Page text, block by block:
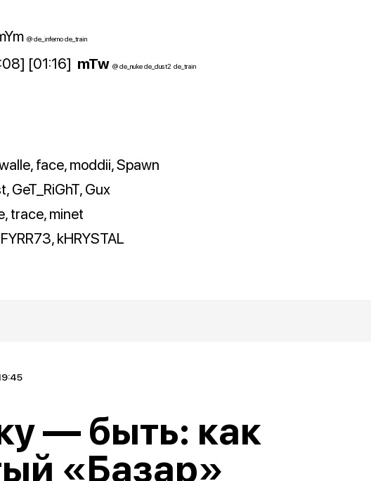
@ de_inferno de_train
[01:16] mTw @ de_nuke de_dust2 de_train
face, moddii, Spawn
GeT_RiGhT, Gux
trace, minet
kHRYSTAL
— быть: как
«Базар»